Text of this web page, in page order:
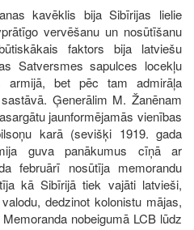
kavēklis bija Sibīrijas lielie
vervēšanu un nosūtīšanu
faktors bija latviešu
Satversmes sapulces locekļu
armijā, bet pēc tam admirāļa
Ģenerālim M. Žanēnam
jaunformējamās vienības
karā (sevišķi 1919. gada
guva panākumus cīņā ar
februārī nosūtīja memorandu
kā Sibīrijā tiek vajāti latvieši,
dedzinot kolonistu mājas,
nobeigumā LCB lūdz